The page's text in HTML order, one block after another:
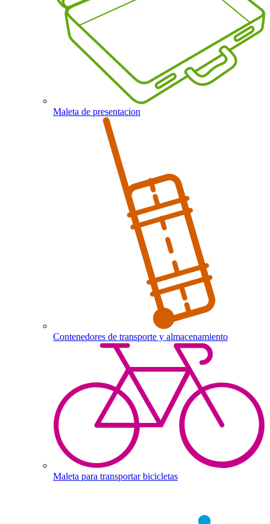
Maleta de presentacion
Contenedores de transporte y almacenamiento
Maleta para transportar bicicletas